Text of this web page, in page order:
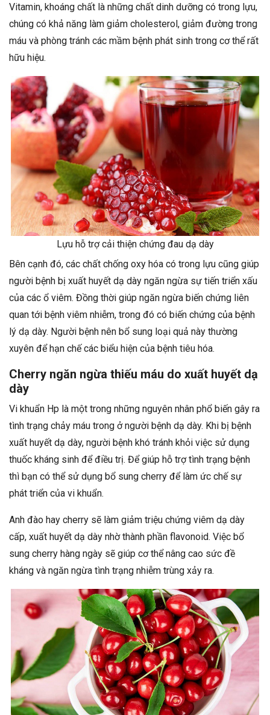
Vitamin, khoáng chất là những chất dinh dưỡng có trong lựu,
chúng có khả năng làm giảm cholesterol, giảm đường trong
máu và phòng tránh các mầm bệnh phát sinh trong cơ thể rất
hữu hiệu.
Lựu hỗ trợ cải thiện chứng đau dạ dày
Bên cạnh đó, các chất chống oxy hóa có trong lựu cũng giúp
người bệnh bị xuất huyết dạ dày ngăn ngừa sự tiến triển xấu
của các ổ viêm. Đồng thời giúp ngăn ngừa biến chứng liên
quan tới bệnh viêm nhiễm, trong đó có biến chứng của bệnh
lý dạ dày. Người bệnh nên bổ sung loại quả này thường
xuyên để hạn chế các biểu hiện của bệnh tiêu hóa.
Cherry ngăn ngừa thiếu máu do xuất huyết dạ
dày
Vi khuẩn Hp là một trong những nguyên nhân phổ biến gây ra
tình trạng chảy máu trong ở người bệnh dạ dày. Khi bị bệnh
xuất huyết dạ dày, người bệnh khó tránh khỏi việc sử dụng
thuốc kháng sinh để điều trị. Để giúp hỗ trợ tình trạng bệnh
thì bạn có thể sử dụng bổ sung cherry để làm ức chế sự
phát triển của vi khuẩn.
Anh đào hay cherry sẽ làm giảm triệu chứng viêm dạ dày
cấp, xuất huyết dạ dày nhờ thành phần flavonoid. Việc bổ
sung cherry hàng ngày sẽ giúp cơ thể nâng cao sức đề
kháng và ngăn ngừa tình trạng nhiễm trùng xảy ra.